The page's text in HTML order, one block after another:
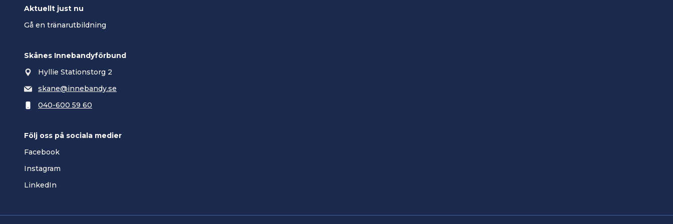
Aktuellt just nu
Gå en tränarutbildning
Skånes Innebandyförbund
Hyllie Stationstorg 2
skane@innebandy.se
040-600 59 60
Följ oss på sociala medier
Facebook
Instagram
LinkedIn